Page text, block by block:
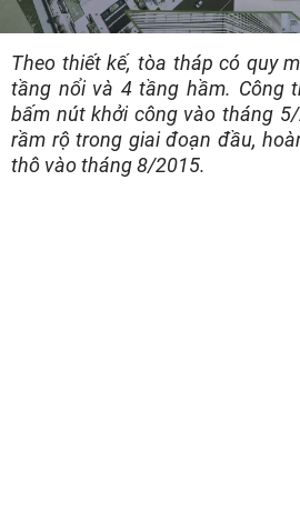
Theo thiết kế, tòa tháp có quy
tầng nổi và 4 tầng hầm. Công
bấm nút khởi công vào tháng
rầm rộ trong giai đoạn đầu,
thô vào tháng 8/2015.